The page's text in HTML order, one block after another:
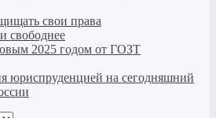
свои права
свободнее
2025 годом от ГОЗТ
юриспруденцией на сегодняшний